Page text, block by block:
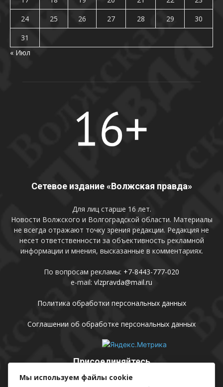
24
25 26 27 28 29
30
31
« Июл
Сетевое издание «Волжская правда»
Для лиц старше 16 лет.
Новости Волжского и Волгоградской области. Материалы
не всегда отражают точку зрения редакции. Редакция не
несет ответственности за объективность рекламной
информации и мнения, высказанные в комментариях.
По вопросам рекламы: +7-8443-777-020
e-mail: vlzpravda@mail.ru
Политика обработки персональных данных
Соглашении об обработке персональных данных
Присоединяйтесь
Мы используем файлы cookie